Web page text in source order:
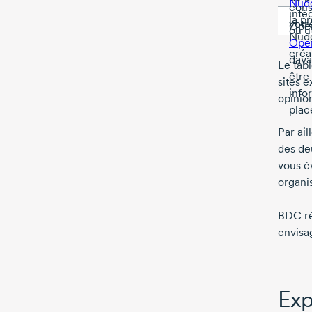
ou
la
être
Le
sites
Par
des
vous
BDC